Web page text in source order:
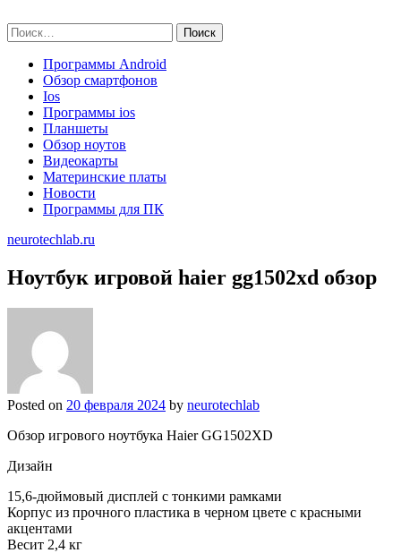
to
content
Найти:
Программы Android
Обзор смартфонов
Ios
Программы ios
Планшеты
Обзор ноутов
Видеокарты
Материнские платы
Новости
Программы для ПК
neurotechlab.ru
Ноутбук игровой haier gg1502xd обзор
Posted on 20 февраля 2024 by neurotechlab
Обзор игрового ноутбука Haier GG1502XD
Дизайн
15,6-дюймовый дисплей с тонкими рамками
Корпус из прочного пластика в черном цвете с красными
акцентами
Весит 2,4 кг